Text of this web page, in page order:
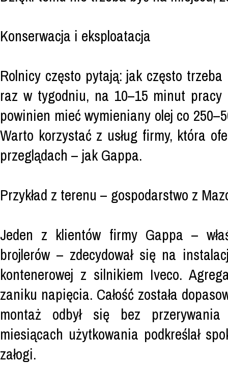
Konserwacja i eksploatacja
Rolnicy często pytają: jak często
raz w tygodniu, na 10–15 minut
powinien mieć wymieniany olej co
Warto korzystać z usług firmy, która
przeglądach – jak Gappa.
Przykład z terenu – gospodarstwo z
Jeden z klientów firmy Gappa –
brojlerów – zdecydował się na
kontenerowej z silnikiem Iveco.
zaniku napięcia. Całość została
montaż odbył się bez
miesiącach użytkowania podkreślał
załogi.